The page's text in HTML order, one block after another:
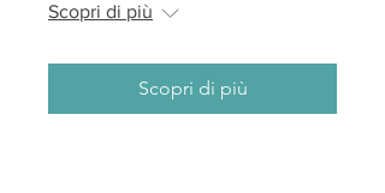
Scopri di più
Scopri di più